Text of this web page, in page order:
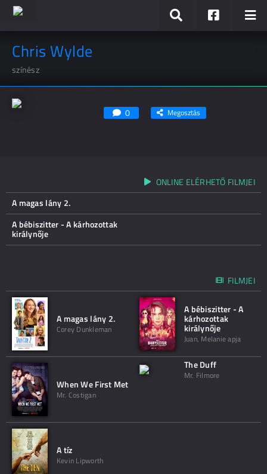
Chris Wylde
színész
0 Megosztás
ONLINE ELÉRHETŐ FILMJEI
A magas lány 2.
A bébiszitter - A kárhozottak
királynője
FILMJEI
A magas lány 2.
Corey Dunkleman
A bébiszitter - A
kárhozottak
királynője
Juan, Melanie apja
When We First Met
Mr. Costigan
The Duff
Mr. Filmore
A tíz
Kevin Lipworth